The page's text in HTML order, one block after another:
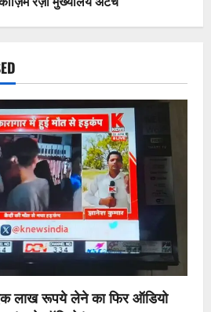
लाख रूपये लेने का फिर ऑडियो